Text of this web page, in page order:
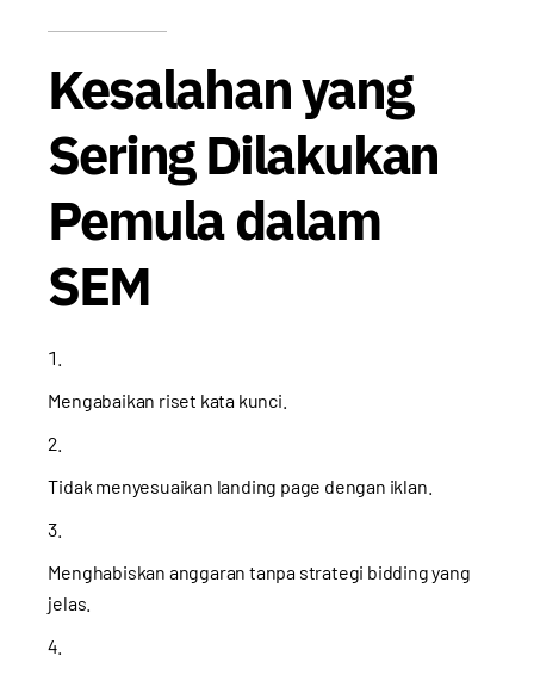
Kesalahan yang
Sering Dilakukan
Pemula dalam
SEM
Mengabaikan riset kata kunci.
Tidak menyesuaikan landing page dengan iklan.
Menghabiskan anggaran tanpa strategi bidding yang
jelas.